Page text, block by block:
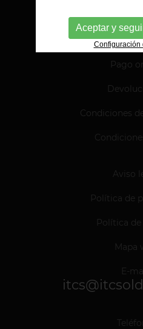
Pago
Condiciones
Aviso
Política de
Política de
Mapa
E-
Aceptar y
Configuración